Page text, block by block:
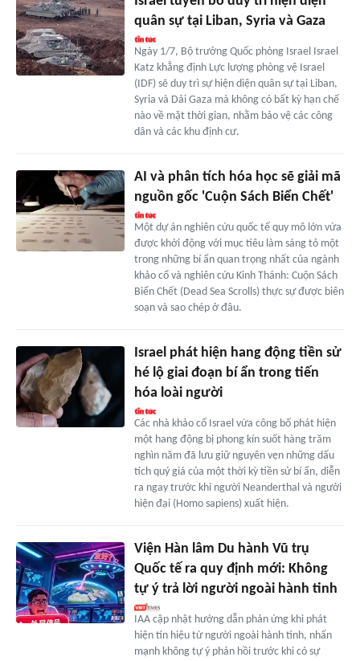
quân sự tại Liban, Syria và Gaza
Ngày 1/7, Bộ trưởng Quốc phòng Israel Israel
Katz khẳng định Lực lượng phòng vệ Israel
(IDF) sẽ duy trì sự hiện diện quân sự tại Liban,
Syria và Dải Gaza mà không có bất kỳ hạn chế
nào về mặt thời gian, nhằm bảo vệ các công
dân và các khu định cư.
AI và phân tích hóa học sẽ giải mã
nguồn gốc 'Cuộn Sách Biển Chết'
Một dự án nghiên cứu quốc tế quy mô lớn vừa
được khởi động với mục tiêu làm sáng tỏ một
trong những bí ẩn quan trọng nhất của ngành
khảo cổ và nghiên cứu Kinh Thánh: Cuộn Sách
Biển Chết (Dead Sea Scrolls) thực sự được biên
soạn và sao chép ở đâu.
Israel phát hiện hang động tiền sử
hé lộ giai đoạn bí ẩn trong tiến
hóa loài người
Các nhà khảo cổ Israel vừa công bố phát hiện
một hang động bị phong kín suốt hàng trăm
nghìn năm đã lưu giữ nguyên vẹn những dấu
tích quý giá của một thời kỳ tiền sử bí ẩn, diễn
ra ngay trước khi người Neanderthal và người
hiện đại (Homo sapiens) xuất hiện.
Viện Hàn lâm Du hành Vũ trụ
Quốc tế ra quy định mới: Không
tự ý trả lời người ngoài hành tinh
IAA cập nhật hướng dẫn phản ứng khi phát
hiện tín hiệu từ người ngoài hành tinh, nhấn
mạnh không tự ý phản hồi trước khi có sự